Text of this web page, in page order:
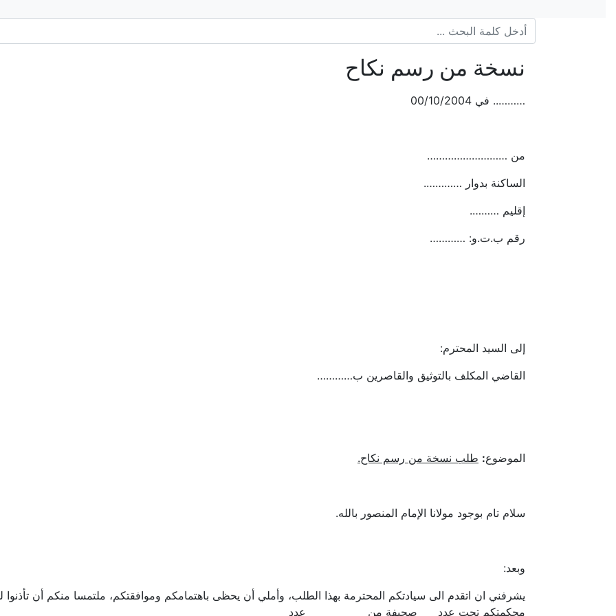
نسخة من رسم نكاح
……….. في 00/10/2004
من ………………………
الساكنة بدوار ………….
إقليم ……….
رقم ب.ت.و: …………
إلى السيد المحترم:
القاضي المكلف بالتوثيق والقاصرين ب…………
الموضوع: طلب نسخة من رسم نكاح.
سلام تام بوجود مولانا الإمام المنصور بالله.
وبعد:
يشرفني ان اتقدم الى سيادتكم المحترمة بهذا الطلب، وأملي أن يحظى باهتمامكم وموافقتكم، ملتمسا منكم أن
محكمتكم تحت عدد صحيفة من عدد